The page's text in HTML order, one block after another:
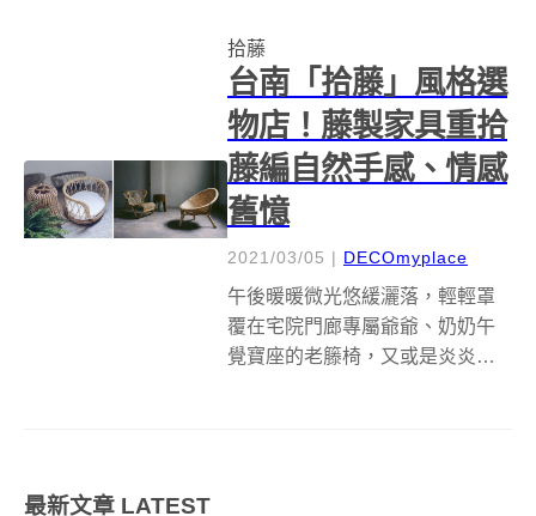
拾藤
台南「拾藤」風格選
物店！藤製家具重拾
藤編自然手感、情感
舊憶
2021/03/05 | DECOmyplace
午後暖暖微光悠緩灑落，輕輕罩
覆在宅院門廊專屬爺爺、奶奶午
覺寶座的老籐椅，又或是炎炎盛
最新文章 LATEST